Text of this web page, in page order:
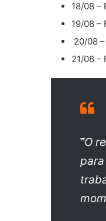
18/08 –
19/08 –
20/08
21/08 –
“̃O